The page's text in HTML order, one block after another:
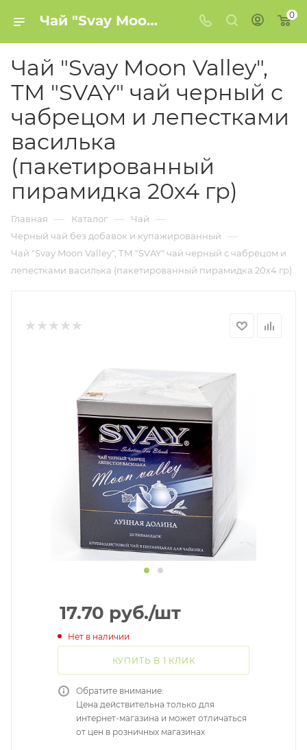
Чай "Svay Moon Valley", ТМ "SVAY" чай черный с чабрецом и лепестками василька (пакетированный пирамидка 20х4 гр) купить в Минске 0
Чай "Svay Moon Valley",
ТМ "SVAY" чай черный с
чабрецом и лепестками
василька
(пакетированный
пирамидка 20х4 гр)
Главная — Каталог — Чай —
Черный чай без добавок и купажированный —
Чай "Svay Moon Valley", ТМ "SVAY" чай черный с чабрецом и
лепестками василька (пакетированный пирамидка 20х4 гр)
17.70 руб./шт
Нет в наличии
КУПИТЬ В 1 КЛИК
Обратите внимание:
Цена действительна только для
интернет-магазина и может отличаться
от цен в розничных магазинах